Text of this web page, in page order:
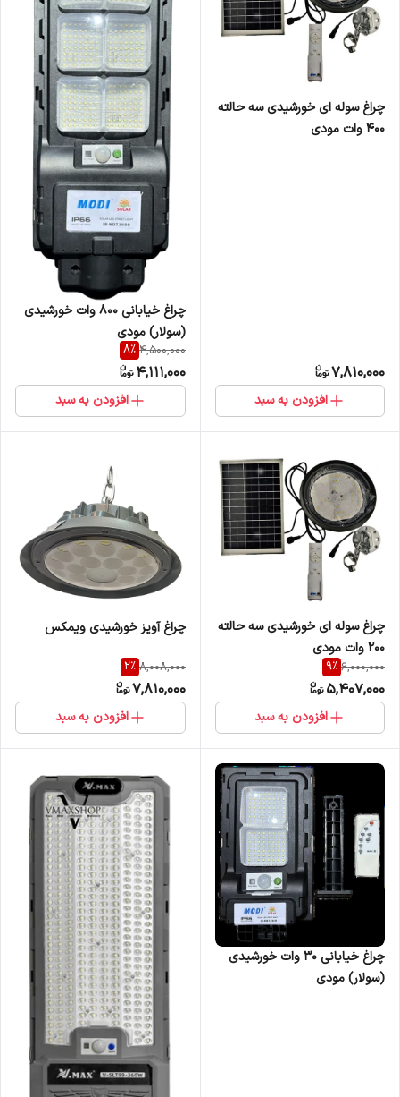
چراغ سوله ای خورشیدی سه حالته
400 وات مودی
7,810,000
افزودن به سبد
چراغ خیابانی 800 وات خورشیدی
(سولار) مودی
4,500,000
8%
4,111,000
افزودن به سبد
چراغ سوله ای خورشیدی سه حالته
200 وات مودی
6,000,000
9%
5,407,000
افزودن به سبد
چراغ آویز خورشیدی ویمکس
8,008,000
2%
7,810,000
افزودن به سبد
چراغ خیابانی ۳۰ وات خورشیدی
(سولار) مودی